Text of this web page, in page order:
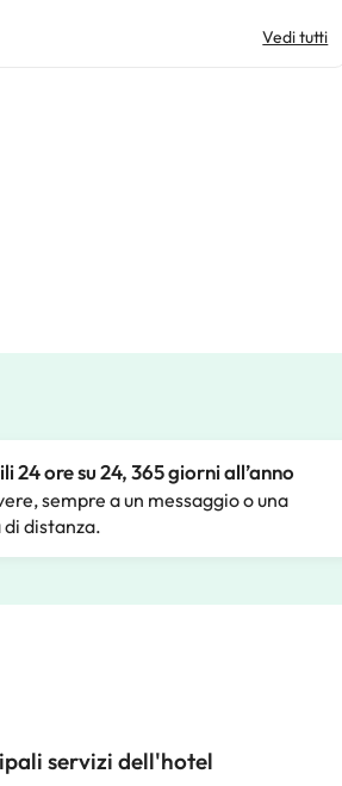
Vedi tutti
24 ore su 24, 365 giorni all’anno
sempre a un messaggio o una
distanza.
servizi dell'hotel